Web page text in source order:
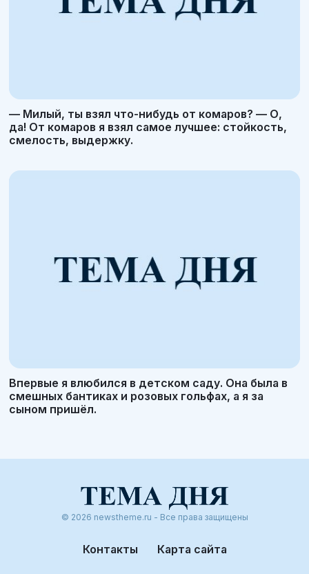
— Милый, ты взял что-нибудь от комаров? — О,
да! От комаров я взял самое лучшее: стойкость,
смелость, выдержку.
Впервые я влюбился в детском саду. Она была в
смешных бантиках и розовых гольфах, а я за
сыном пришёл.
© 2026 newstheme.ru - Все права защищены
Контакты Карта сайта